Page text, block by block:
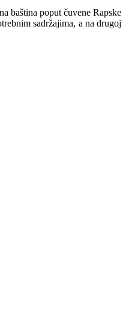
baština poput čuvene Rapske
sadržajima, a na drugoj